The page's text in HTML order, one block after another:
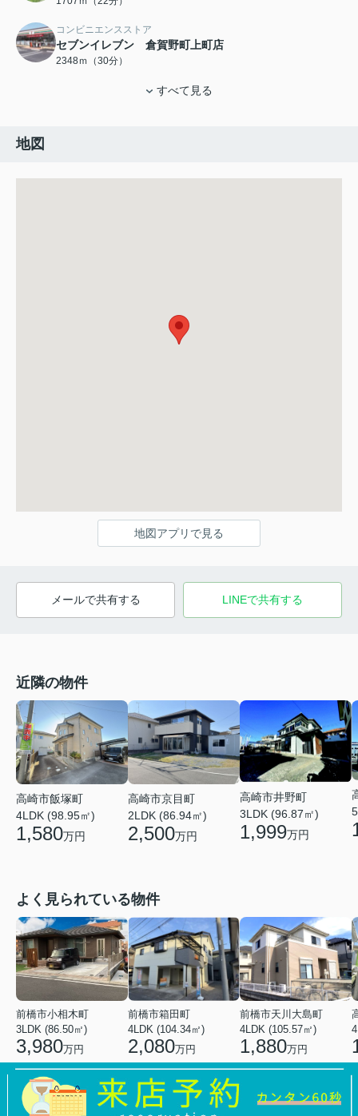
コンビニエンスストア
セブンイレブン 倉賀野町上町店
2348ｍ（30分）
すべて見る
地図
地図アプリで見る
メールで共有する LINEで共有する
近隣の物件
高崎市飯塚町
4LDK (98.95㎡)
1,580万円
高崎市京目町
2LDK (86.94㎡)
2,500万円
高崎市井野町
3LDK (96.87㎡)
1,999万円
よく見られている物件
前橋市小相木町
3LDK (86.50㎡)
3,980万円
前橋市箱田町
4LDK (104.34㎡)
2,080万円
前橋市天川大島町
4LDK (105.57㎡)
1,880万円